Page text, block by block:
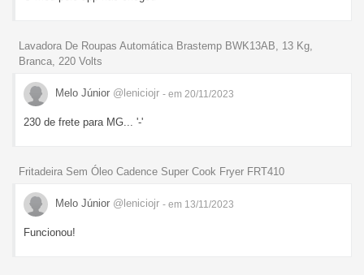
Lavadora De Roupas Automática Brastemp BWK13AB, 13 Kg,
Branca, 220 Volts
Melo Júnior @leniciojr - em 20/11/2023
230 de frete para MG... '-'
Fritadeira Sem Óleo Cadence Super Cook Fryer FRT410
Melo Júnior @leniciojr - em 13/11/2023
Funcionou!